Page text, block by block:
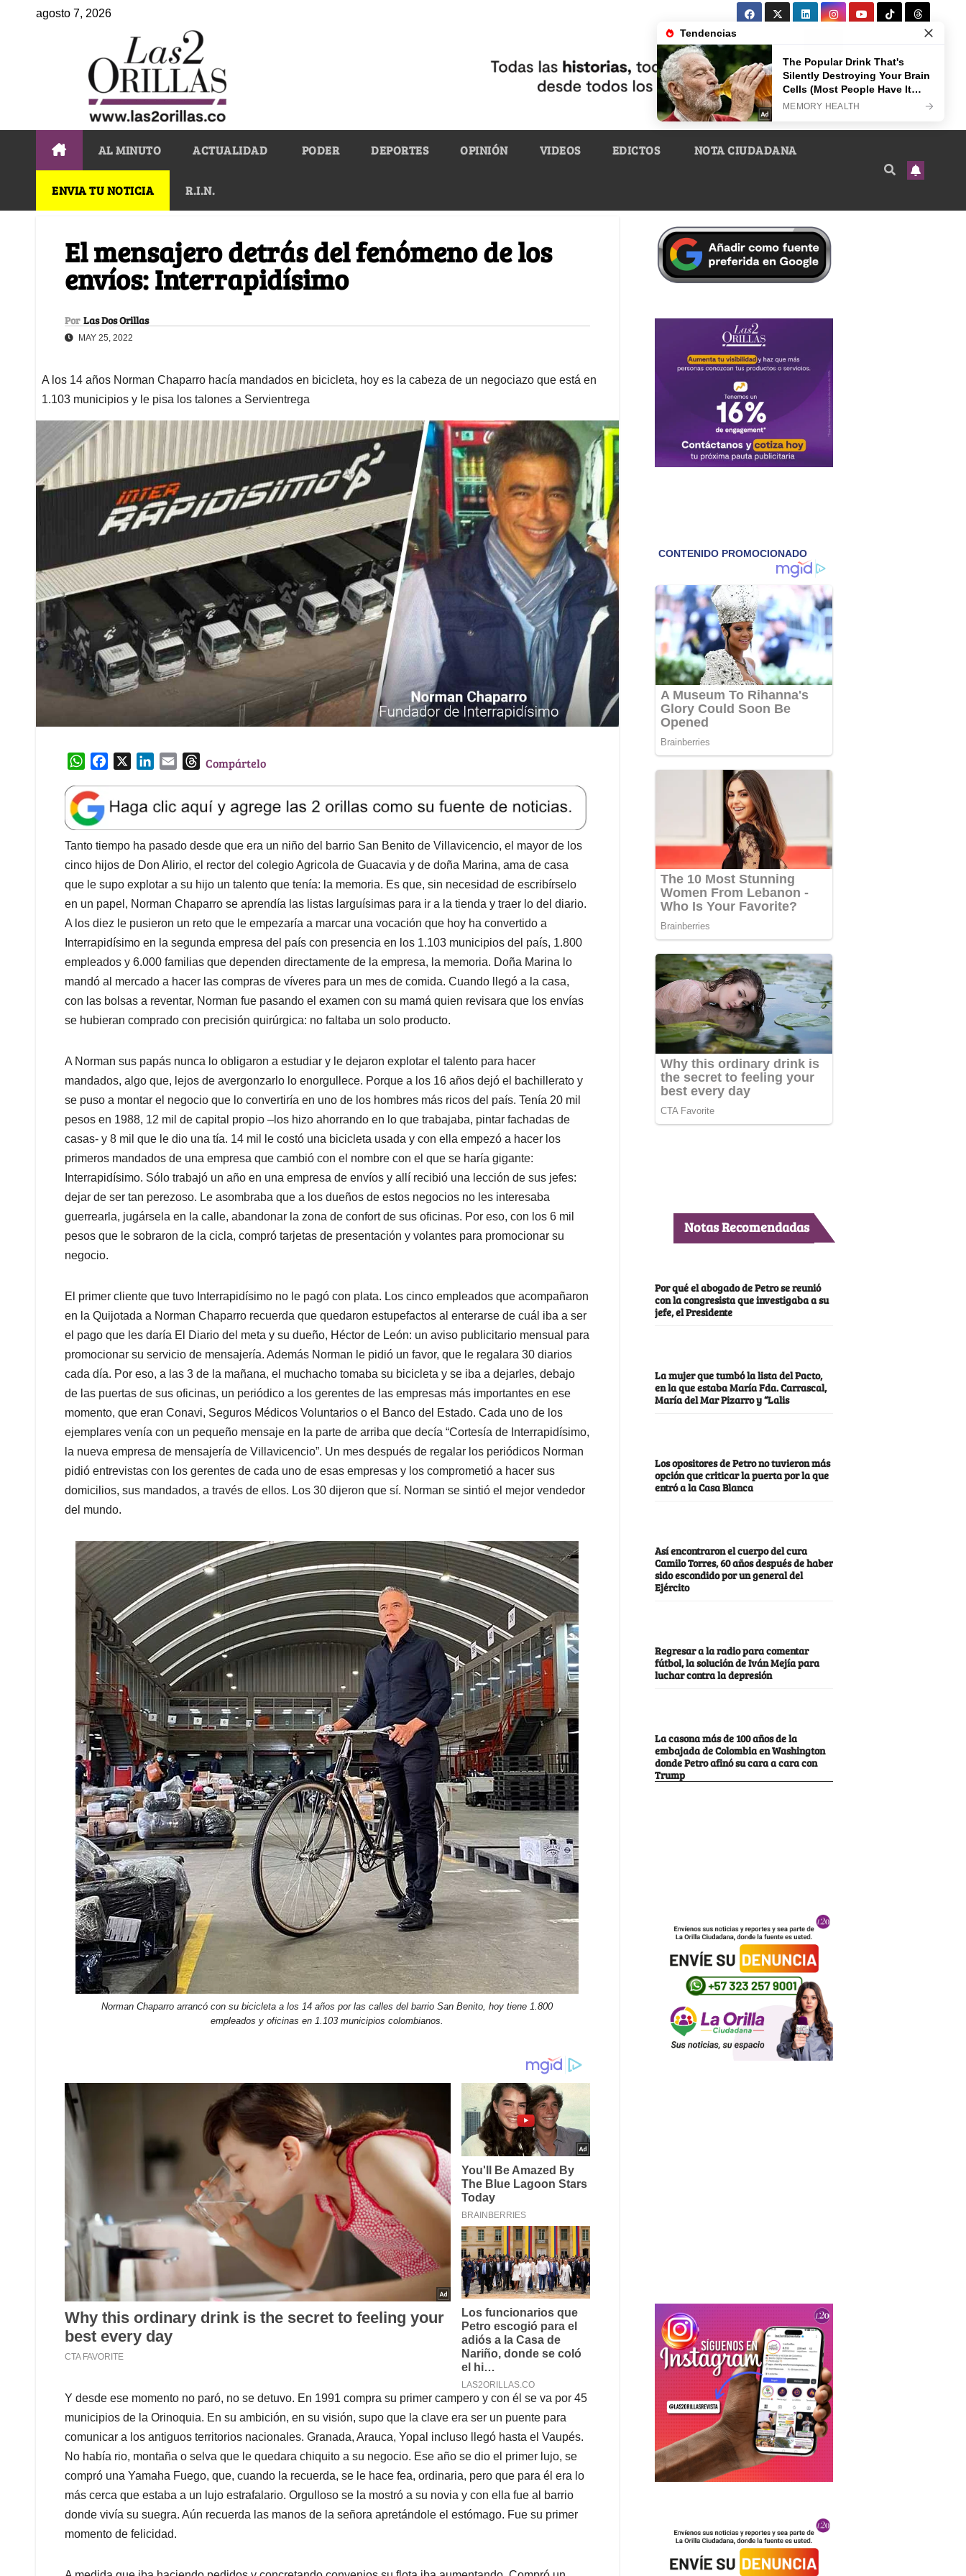
agosto 7, 2026
AL MINUTO ACTUALIDAD PODER DEPORTES OPINIÓN VIDEOS EDICTOS NOTA CIUDADANA
ENVIA TU NOTICIA R.I.N.
El mensajero detrás del fenómeno de los
envíos: Interrapidísimo
Por Las Dos Orillas
MAY 25, 2022
A los 14 años Norman Chaparro hacía mandados en bicicleta, hoy es la cabeza de un negociazo que está en
1.103 municipios y le pisa los talones a Servientrega
W
a
t
s
A
p
p
e
b
o
o
k
k
e
d
I
n
l
T
e
a
d
s
Compártelo
Tanto tiempo ha pasado desde que era un niño del barrio San Benito de Villavicencio, el mayor de los
cinco hijos de Don Alirio, el rector del colegio Agricola de Guacavia y de doña Marina, ama de casa
que le supo explotar a su hijo un talento que tenía: la memoria. Es que, sin necesidad de escribírselo
en un papel, Norman Chaparro se aprendía las listas larguísimas para ir a la tienda y traer lo del diario.
A los diez le pusieron un reto que le empezaría a marcar una vocación que hoy ha convertido a
Interrapidísimo en la segunda empresa del país con presencia en los 1.103 municipios del país, 1.800
empleados y 6.000 familias que dependen directamente de la empresa, la memoria. Doña Marina lo
mandó al mercado a hacer las compras de víveres para un mes de comida. Cuando llegó a la casa,
con las bolsas a reventar, Norman fue pasando el examen con su mamá quien revisara que los envías
se hubieran comprado con precisión quirúrgica: no faltaba un solo producto.
A Norman sus papás nunca lo obligaron a estudiar y le dejaron explotar el talento para hacer
mandados, algo que, lejos de avergonzarlo lo enorgullece. Porque a los 16 años dejó el bachillerato y
se puso a montar el negocio que lo convertiría en uno de los hombres más ricos del país. Tenía 20 mil
pesos en 1988, 12 mil de capital propio –los hizo ahorrando en lo que trabajaba, pintar fachadas de
casas- y 8 mil que le dio una tía. 14 mil le costó una bicicleta usada y con ella empezó a hacer los
primeros mandados de una empresa que cambió con el nombre con el que se haría gigante:
Interrapidísimo. Sólo trabajó un año en una empresa de envíos y allí recibió una lección de sus jefes:
dejar de ser tan perezoso. Le asombraba que a los dueños de estos negocios no les interesaba
guerrearla, jugársela en la calle, abandonar la zona de confort de sus oficinas. Por eso, con los 6 mil
pesos que le sobraron de la cicla, compró tarjetas de presentación y volantes para promocionar su
negocio.
El primer cliente que tuvo Interrapidísimo no le pagó con plata. Los cinco empleados que acompañaron
en la Quijotada a Norman Chaparro recuerda que quedaron estupefactos al enterarse de cuál iba a ser
el pago que les daría El Diario del meta y su dueño, Héctor de León: un aviso publicitario mensual para
promocionar su servicio de mensajería. Además Norman le pidió un favor, que le regalara 30 diarios
cada día. Por eso, a las 3 de la mañana, el muchacho tomaba su bicicleta y se iba a dejarles, debajo
de las puertas de sus oficinas, un periódico a los gerentes de las empresas más importantes en ese
momento, que eran Conavi, Seguros Médicos Voluntarios o el Banco del Estado. Cada uno de los
ejemplares venía con un pequeño mensaje en la parte de arriba que decía “Cortesía de Interrapidísimo,
la nueva empresa de mensajería de Villavicencio”. Un mes después de regalar los periódicos Norman
pidió entrevistas con los gerentes de cada uno de esas empresas y los comprometió a hacer sus
domicilios, sus mandados, a través de ellos. Los 30 dijeron que sí. Norman se sintió el mejor vendedor
del mundo.
Norman Chaparro arrancó con su bicicleta a los 14 años por las calles del barrio San Benito, hoy tiene 1.800
empleados y oficinas en 1.103 municipios colombianos.
Y desde ese momento no paró, no se detuvo. En 1991 compra su primer campero y con él se va por 45
municipios de la Orinoquia. En su ambición, en su visión, supo que la clave era ser un puente para
comunicar a los antiguos territorios nacionales. Granada, Arauca, Yopal incluso llegó hasta el Vaupés.
No había rio, montaña o selva que le quedara chiquito a su negocio. Ese año se dio el primer lujo, se
compró una Yamaha Fuego, que, cuando la recuerda, se le hace fea, ordinaria, pero que para él era lo
más cerca que estaba a un lujo estrafalario. Orgulloso se la mostró a su novia y con ella fue al barrio
donde vivía su suegra. Aún recuerda las manos de la señora apretándole el estómago. Fue su primer
momento de felicidad.
Notas Recomendadas
Por qué el abogado de Petro se reunió
con la congresista que investigaba a su
jefe, el Presidente
La mujer que tumbó la lista del Pacto,
en la que estaba María Fda. Carrascal,
María del Mar Pizarro y “Lalis
Los opositores de Petro no tuvieron más
opción que criticar la puerta por la que
entró a la Casa Blanca
Así encontraron el cuerpo del cura
Camilo Torres, 60 años después de haber
sido escondido por un general del
Ejército
Regresar a la radio para comentar
fútbol, la solución de Iván Mejía para
luchar contra la depresión
La casona más de 100 años de la
embajada de Colombia en Washington
donde Petro afinó su cara a cara con
Trump